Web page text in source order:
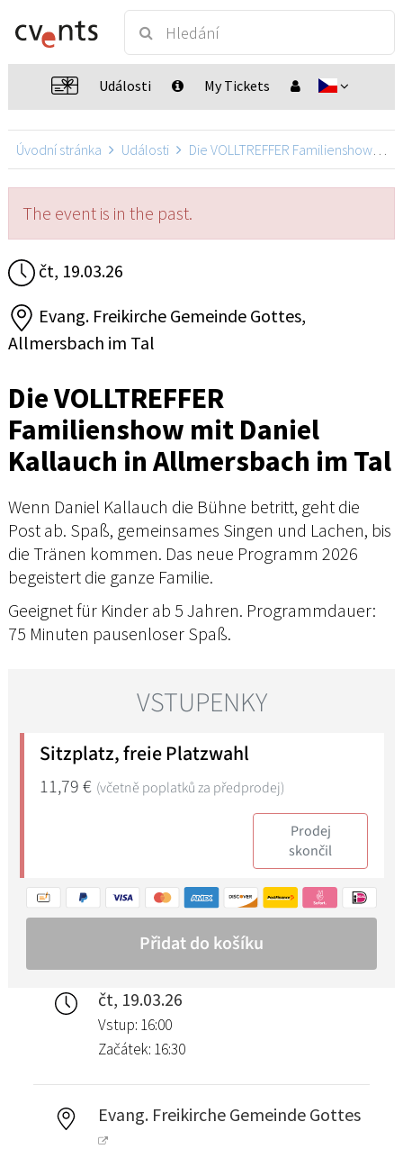
Události My Tickets
Úvodní stránka Události Die VOLLTREFFER Familienshow mit Daniel Kallauch
The event is in the past.
čt, 19.03.26
Evang. Freikirche Gemeinde Gottes,
Allmersbach im Tal
Die VOLLTREFFER
Familienshow mit Daniel
Kallauch in Allmersbach im Tal
Wenn Daniel Kallauch die Bühne betritt, geht die
Post ab. Spaß, gemeinsames Singen und Lachen, bis
die Tränen kommen. Das neue Programm 2026
begeistert die ganze Familie.
Geeignet für Kinder ab 5 Jahren. Programmdauer:
75 Minuten pausenloser Spaß.
čt, 19.03.26
Vstup: 16:00
Začátek: 16:30
Evang. Freikirche Gemeinde Gottes